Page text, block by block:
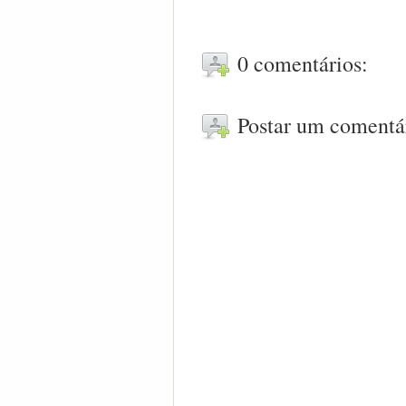
0 comentários:
Postar um